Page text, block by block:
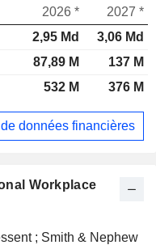
Workplace
; Smith & Nephew
2026 *
2027 *
2,95 Md
3,06 Md
87,89 M
137 M
532 M 376 M
données financières